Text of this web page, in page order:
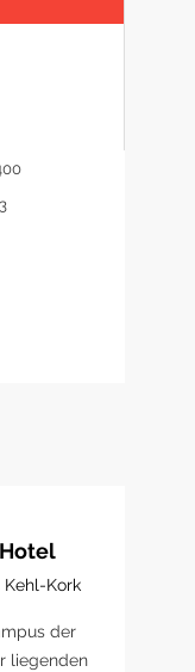
Kehl-Kork
der
liegenden